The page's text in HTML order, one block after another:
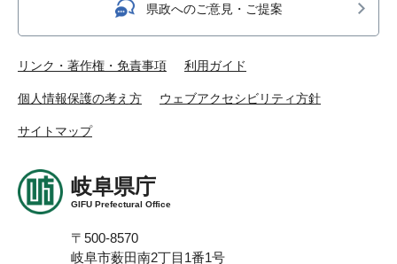
県政へのご意見・ご提案
リンク・著作権・免責事項 利用ガイド
個人情報保護の考え方 ウェブアクセシビリティ方針
サイトマップ
岐阜県庁
GIFU Prefectural Office
〒500-8570
岐阜市薮田南2丁目1番1号